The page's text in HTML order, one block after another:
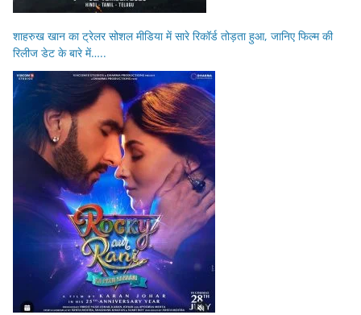
शाहरुख खान का ट्रेलर सोशल मीडिया में सारे रिकॉर्ड तोड़ता हुआ, जानिए फिल्म की
रिलीज डेट के बारे में…..